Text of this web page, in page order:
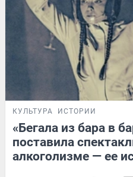
КУЛЬТУРА ИСТОРИИ
«Бегала из бара в
поставила
алкоголизме — ее